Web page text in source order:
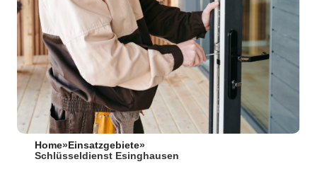
Home» Einsatzgebiete»
Schlüsseldienst Esinghausen